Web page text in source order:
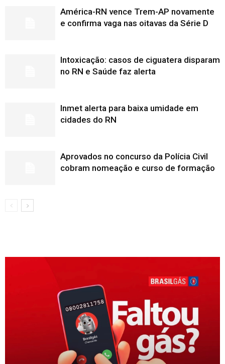
América-RN vence Trem-AP novamente
e confirma vaga nas oitavas da Série D
Intoxicação: casos de ciguatera disparam
no RN e Saúde faz alerta
Inmet alerta para baixa umidade em
cidades do RN
Aprovados no concurso da Polícia Civil
cobram nomeação e curso de formação